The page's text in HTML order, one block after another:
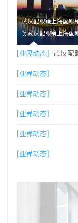
武汉配眼镜上海配眼
务武汉配眼镜上海配
[业界动态] 武汉配
[业界动态]
[业界动态]
[业界动态]
[业界动态]
[业界动态]